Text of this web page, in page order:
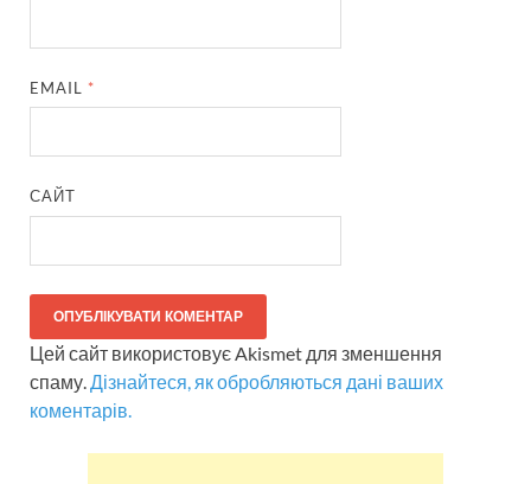
EMAIL *
САЙТ
Цей сайт використовує Akismet для зменшення
спаму. Дізнайтеся, як обробляються дані ваших
коментарів.